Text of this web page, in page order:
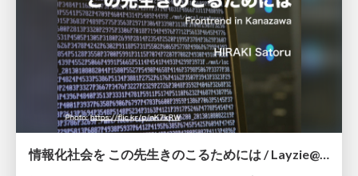
情報化社会を この先生きのこるためには / Layzie@Frontrend in Kanazawa